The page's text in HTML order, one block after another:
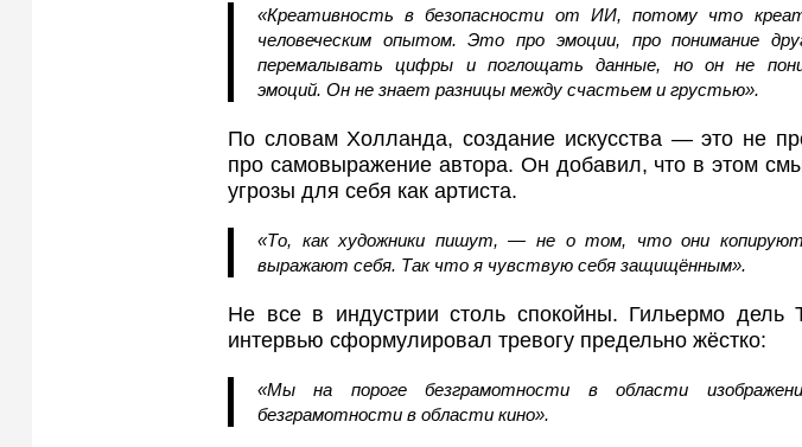
«Креативность в безопасности от ИИ, потому что
человеческим опытом. Это про эмоции, про понимание
перемалывать цифры и поглощать данные, но он не
эмоций. Он не знает разницы между счастьем и грустью».
По словам Холланда, создание искусства — это не
про самовыражение автора. Он добавил, что в этом
угрозы для себя как артиста.
«То, как художники пишут, — не о том, что они
выражают себя. Так что я чувствую себя защищённым».
Не все в индустрии столь спокойны. Гильермо дель
интервью сформулировал тревогу предельно жёстко:
«Мы на пороге безграмотности в области
безграмотности в области кино».